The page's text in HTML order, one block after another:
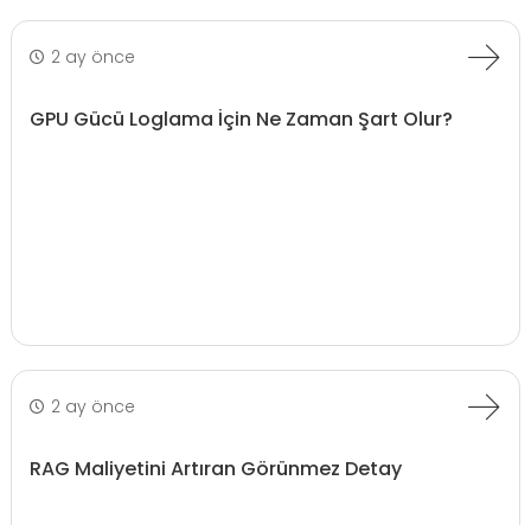
2 ay önce
GPU Gücü Loglama İçin Ne Zaman Şart Olur?
2 ay önce
RAG Maliyetini Artıran Görünmez Detay